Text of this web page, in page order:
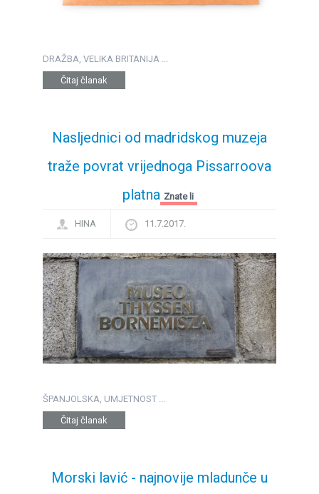
DRAŽBA, VELIKA BRITANIJA ...
Čitaj članak
Nasljednici od madridskog muzeja
traže povrat vrijednoga Pissarroova
platna Znate li
HINA 11.7.2017.
ŠPANJOLSKA, UMJETNOST ...
Čitaj članak
Morski lavić - najnovije mladunče u